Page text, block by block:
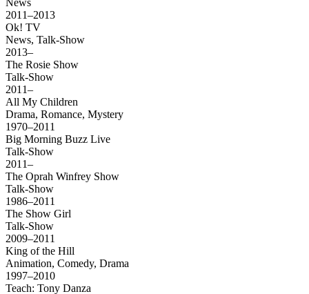
News
2011–2013
Ok! TV
News, Talk-Show
2013–
The Rosie Show
Talk-Show
2011–
All My Children
Drama, Romance, Mystery
1970–2011
Big Morning Buzz Live
Talk-Show
2011–
The Oprah Winfrey Show
Talk-Show
1986–2011
The Show Girl
Talk-Show
2009–2011
King of the Hill
Animation, Comedy, Drama
1997–2010
Teach: Tony Danza